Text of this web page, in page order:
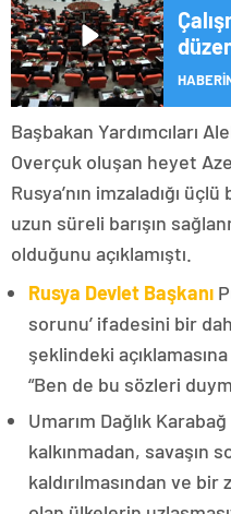
teklifi
Başbakan Yardımcıları
Overçuk oluşan heyet
Rusya’nın imzaladığı
uzun süreli barışın
olduğunu açıklamıştı.
Rusya Devlet Başkanı
sorunu’ ifadesini bir
şeklindeki
“Ben de bu sözleri
Umarım Dağlık
kalkınmadan, savaşın
kaldırılmasından ve